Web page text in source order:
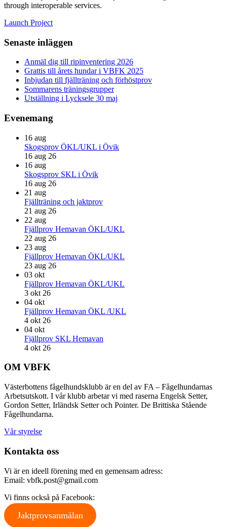
through interoperable services.
Launch Project
Primärt
sidofält
Senaste inläggen
Anmäl dig till ripinventering 2026
Grattis till årets hundar i VBFK 2025
Inbjudan till fjällträning och förhöstprov
Sommarens träningsgrupper
Utställning i Lycksele 30 maj
Evenemang
16 aug
Skogsprov ÖKL/UKL i Övik
16 aug 26
16 aug
Skogsprov SKL i Övik
16 aug 26
21 aug
Fjällträning och jaktprov
21 aug 26
22 aug
Fjällprov Hemavan ÖKL/UKL
22 aug 26
23 aug
Fjällprov Hemavan ÖKL/UKL
23 aug 26
03 okt
Fjällprov Hemavan ÖKL/UKL
3 okt 26
04 okt
Fjällprov Hemavan ÖKL /UKL
4 okt 26
04 okt
Fjällprov SKL Hemavan
4 okt 26
Footer
OM VBFK
Västerbottens fågelhundsklubb är en del av FA – Fågelhundarnas
Arbetsutskott. I vår klubb arbetar vi med raserna Engelsk Setter,
Gordon Setter, Irländsk Setter och Pointer. De Brittiska Stående
Fågelhundarna.
Vår styrelse
Kontakta oss
Vi är en ideell förening med en gemensam adress:
Email: vbfk.post@gmail.com
Vi finns också på Facebook:
Jaktprovsanmälan